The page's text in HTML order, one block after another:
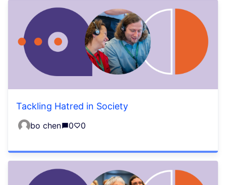
Tackling Hatred in Society
bo chen 0 0